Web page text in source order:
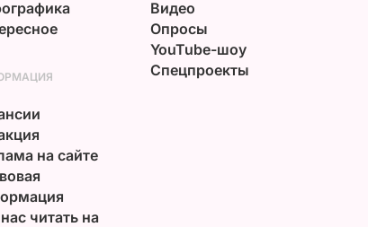
Видео
Опросы
YouTube-шоу
Спецпроекты
на сайте
читать на